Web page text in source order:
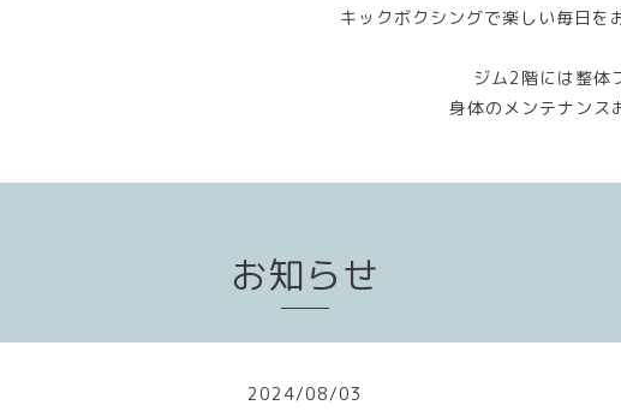
キックボクシングで楽しい毎日を
ジム2階には整体
身体のメンテナンス
お知らせ
2024/08/03